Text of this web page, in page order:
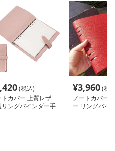
(税込)
トカバー 上質レザ
リングバインダー手
¥3,960(税
ノートカバー
ー リングバイ